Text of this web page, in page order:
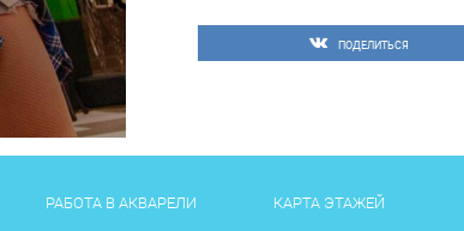
ПОДЕЛИТЬСЯ
РАБОТА В АКВАРЕЛИ КАРТА ЭТАЖЕЙ